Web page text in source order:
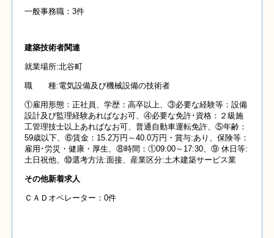
一般事務職：3件
建築技術者関連
就業場所:北谷町
職 種:電気設備及び機械設備の技術者
①雇用形態：正社員、学歴：高卒以上、③必要な経験等：設備
設計及び監理経験あればなお可、④必要な免許･資格：２級施
工管理技士以上あればなお可、普通自動車運転免許、⑤年齢：
59歳以下、⑥賃金：15.2万円～40.0万円・賞与:あり、保険等：
雇用･労災・健康・厚生、⑧時間：①09:00～17:30、⑨ 休日等:
土日祝他、⑩選考方法:面接、産業区分:土木建築サービス業
その他新着求人
ＣＡＤオペレーター：0件